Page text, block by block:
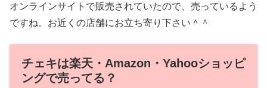
オンラインサイトで販売されていたので、売っているよう
ですね。お近くの店舗にお立ち寄り下さい＾＾
チェキは楽天・Amazon・Yahooショッピ
ングで売ってる？